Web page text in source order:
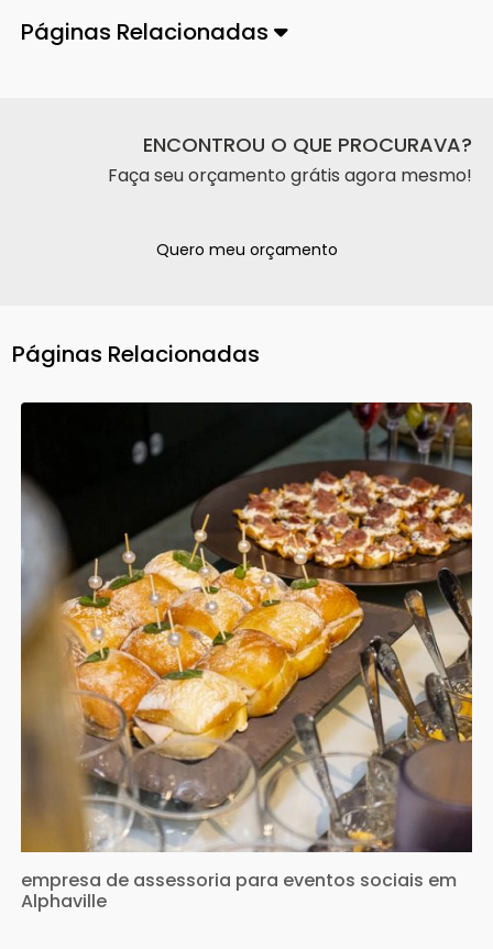
Páginas Relacionadas
ENCONTROU O QUE PROCURAVA?
Faça seu orçamento grátis agora mesmo!
Quero meu orçamento
Páginas Relacionadas
empresa de assessoria para eventos sociais em
Alphaville